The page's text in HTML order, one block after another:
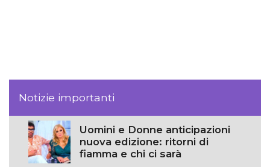
Notizie importanti
Uomini e Donne anticipazioni
nuova edizione: ritorni di
fiamma e chi ci sarà